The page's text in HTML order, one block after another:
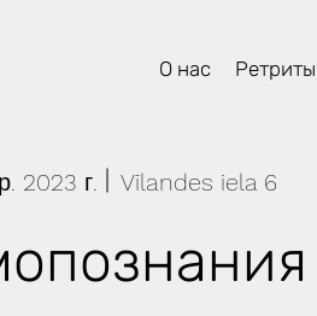
О нас
2023 г. Vīlandes iela 6